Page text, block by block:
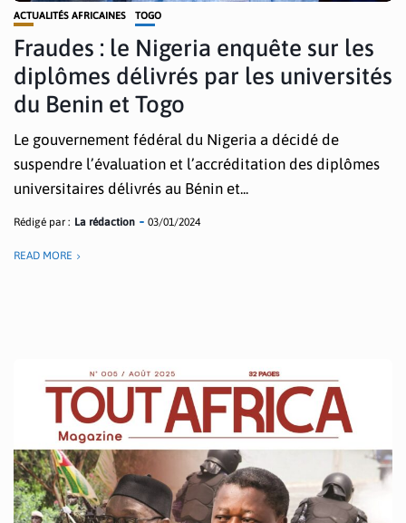
ACTUALITÉS AFRICAINES TOGO
Fraudes : le Nigeria enquête sur les
diplômes délivrés par les universités
du Benin et Togo
Le gouvernement fédéral du Nigeria a décidé de
suspendre l’évaluation et l’accréditation des diplômes
universitaires délivrés au Bénin et...
Rédigé par : La rédaction 03/01/2024
READ MORE